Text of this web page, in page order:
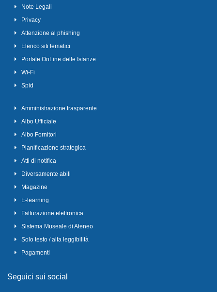
Note Legali
Privacy
Attenzione al phishing
Elenco siti tematici
Portale OnLine delle Istanze
Wi-Fi
Spid
Amministrazione trasparente
Albo Ufficiale
Albo Fornitori
Pianificazione strategica
Atti di notifica
Diversamente abili
Magazine
E-learning
Fatturazione elettronica
Sistema Museale di Ateneo
Solo testo / alta leggibilità
Pagamenti
Seguici sui social